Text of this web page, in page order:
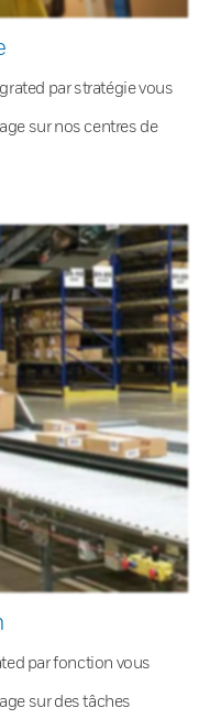
par stratégie vous
sur nos centres de
par fonction vous
sur des tâches